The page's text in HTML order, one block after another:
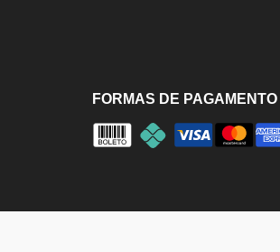
FORMAS DE PAGAMENTO